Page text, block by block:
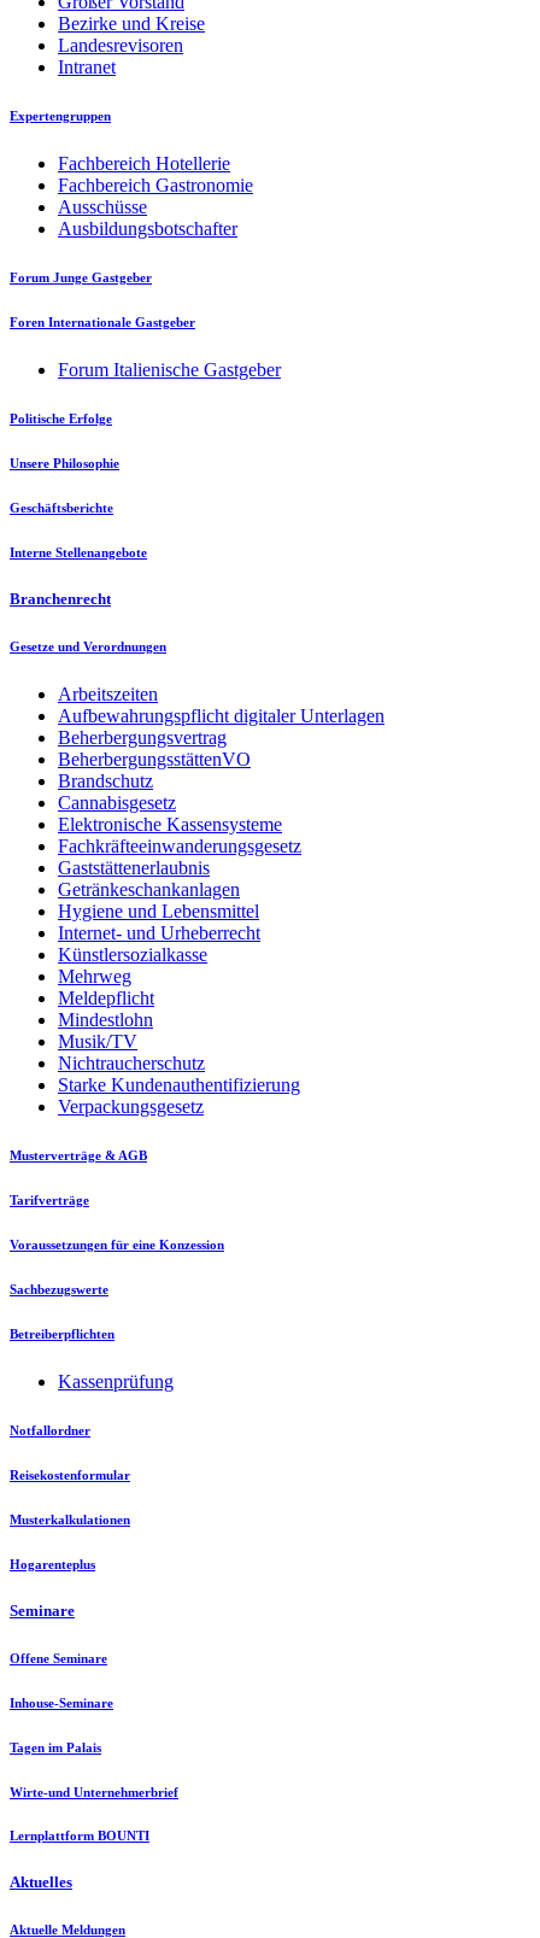
Bezirke und Kreise
Landesrevisoren
Intranet
Expertengruppen
Fachbereich Hotellerie
Fachbereich Gastronomie
Ausschüsse
Ausbildungsbotschafter
Forum Junge Gastgeber
Foren Internationale Gastgeber
Forum Italienische Gastgeber
Politische Erfolge
Unsere Philosophie
Geschäftsberichte
Interne Stellenangebote
Branchenrecht
Gesetze und Verordnungen
Arbeitszeiten
Aufbewahrungspflicht digitaler Unterlagen
Beherbergungsvertrag
BeherbergungsstättenVO
Brandschutz
Cannabisgesetz
Elektronische Kassensysteme
Fachkräfteeinwanderungsgesetz
Gaststättenerlaubnis
Getränkeschankanlagen
Hygiene und Lebensmittel
Internet- und Urheberrecht
Künstlersozialkasse
Mehrweg
Meldepflicht
Mindestlohn
Musik/TV
Nichtraucherschutz
Starke Kundenauthentifizierung
Verpackungsgesetz
Musterverträge & AGB
Tarifverträge
Voraussetzungen für eine Konzession
Sachbezugswerte
Betreiberpflichten
Kassenprüfung
Notfallordner
Reisekostenformular
Musterkalkulationen
Hogarenteplus
Seminare
Offene Seminare
Inhouse-Seminare
Tagen im Palais
Wirte-und Unternehmerbrief
Lernplattform BOUNTI
Aktuelles
Aktuelle Meldungen